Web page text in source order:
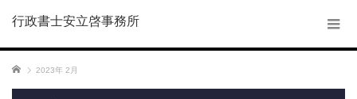
行政書士安立啓事務所
ホーム 2023年 2月